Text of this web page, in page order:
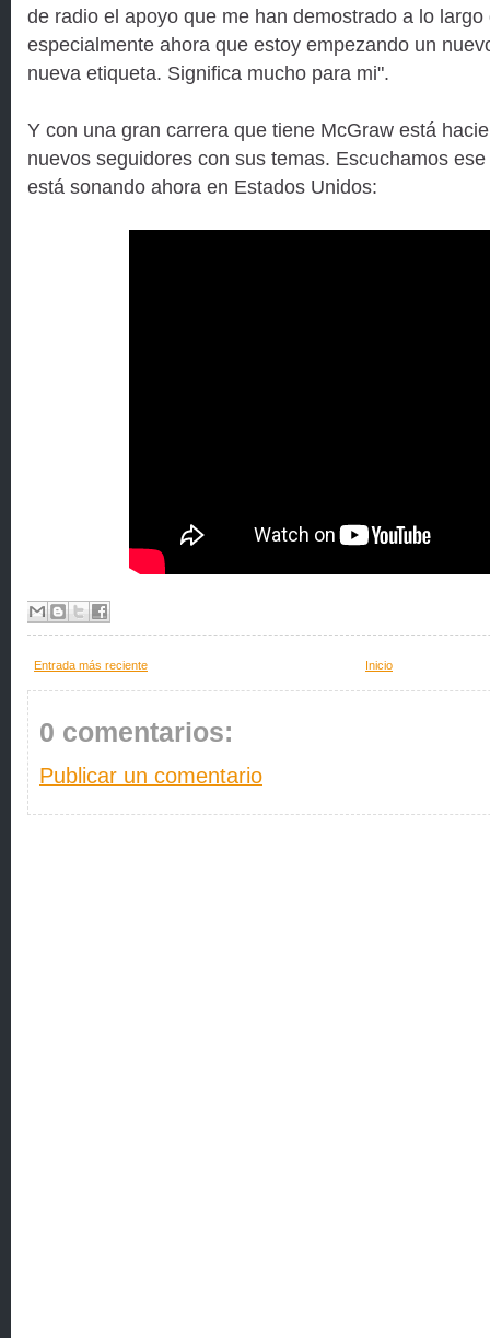
de radio el apoyo que me han demostrado a lo largo
especialmente ahora que estoy empezando un
nueva etiqueta. Significa mucho para mi".
Y con una gran carrera que tiene McGraw está
nuevos seguidores con sus temas. Escuchamos
está sonando ahora en Estados Unidos:
Entrada más reciente Inicio
0 comentarios:
Publicar un comentario